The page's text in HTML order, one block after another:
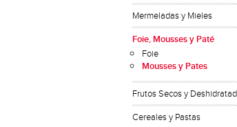
Mermeladas y Mieles
Foie, Mousses y Paté
Foie
Mousses y Pates
Frutos Secos y
Cereales y Pastas